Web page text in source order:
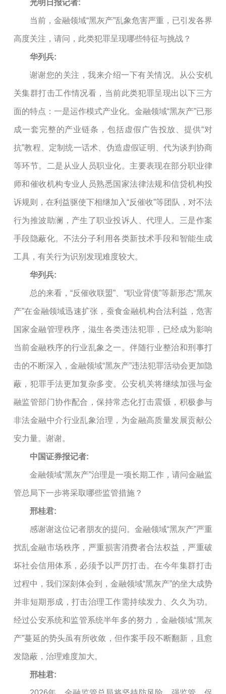
光明日报记者:
当前，金融领域“黑灰产”乱象危害严重，已引发各界
高度关注，请问，此类犯罪呈现哪些特征与挑战？
华列兵:
谢谢您的关注，我来介绍一下有关情况。从公安机
关集群打击工作情况看，当前此类犯罪呈现出以下三方
面的特点：一是运作模式产业化。金融领域“黑灰产”已形
成一套完整的产业链条，包括虚假广告投放、提供“对
抗”教程、定制统一话术、伪造虚假证明、代为谈判协商
等环节。二是从业人员职业化。主要表现在部分职业律
师和催收机构专业人员熟悉国家法律法规和信贷机构投
诉规则，在利益驱使下相继加入“反催收”等团队，对不法
行为推波助澜，产生了职业投诉人、代理人。三是作案
手段隐蔽化。不法分子利用各类新技术手段和智能生成
工具，有关行为识别发现难度较大。
华列兵:
总的来看，“反催收联盟”、“职业背债”等新形态“黑灰
产”在金融领域迅速扩张，蚕食金融机构合法利益，危害
国家金融管理秩序，滋生各类违法犯罪，已经成为影响
当前金融秩序的行业乱象之一。伴随行业整治和刑事打
击的不断深入，金融领域“黑灰产”违法犯罪活动会更加隐
蔽，犯罪手法更加复杂多变。公安机关将继续加强与金
融监管部门协作配合，保持常态化打击震慑，积极参与
非法金融中介行业乱象治理，为金融高质量发展贡献公
安力量。谢谢。
中国证券报记者:
金融领域“黑灰产”治理是一项长期工作，请问金融监
管总局下一步将采取哪些监管措施？
邢桂君:
感谢谢这位记者朋友的提问。金融领域“黑灰产”严重
扰乱金融市场秩序，严重损害消费者合法权益，严重破
坏社会信用体系，必须予以严厉打击。在今年集群打击
过程中，我们深刻体会到，金融领域“黑灰产”的坐大成势
并非短期形成，打击治理工作需持续发力、久久为功。
经过公安系统和监管系统半年多的努力，金融领域“黑灰
产”蔓延的势头虽有所收敛，但作案手段不断翻新，且愈
发隐蔽，治理难度加大。
邢桂君: